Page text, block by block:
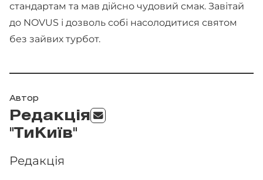
стандартам та мав дійсно чудовий смак. Завітай
до NOVUS і дозволь собі насолодитися святом
без зайвих турбот.
Автор
Редакція
"ТиКиїв"
Редакція